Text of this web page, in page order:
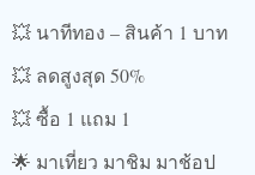
💥 นาทีทอง – สินค้า 1 บาท
💥 ลดสูงสุด 50%
💥 ซื้อ 1 แถม 1
🌟 มาเที่ยว มาชิม มาช้อป